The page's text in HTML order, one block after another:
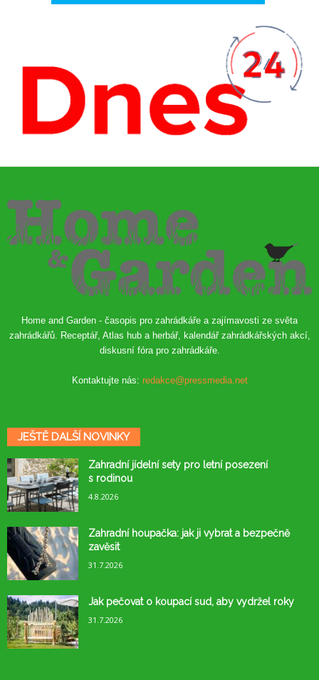
Home and Garden - časopis pro zahrádkáře a zajímavosti ze světa
zahrádkářů. Receptář, Atlas hub a herbář, kalendář zahrádkářských akcí,
diskusní fóra pro zahrádkáře.
Kontaktujte nás: redakce@pressmedia.net
JEŠTĚ DALŠÍ NOVINKY
Zahradní jídelní sety pro letní posezení
s rodinou
4.8.2026
Zahradní houpačka: jak ji vybrat a bezpečně
zavěsit
31.7.2026
Jak pečovat o koupací sud, aby vydržel roky
31.7.2026